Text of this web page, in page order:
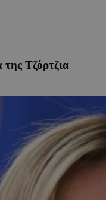
Τζόρτζια